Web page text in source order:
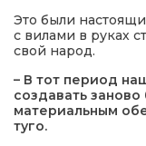
Это были
с вилами в руках
свой народ.
– В тот период
создавать
материальным
туго.